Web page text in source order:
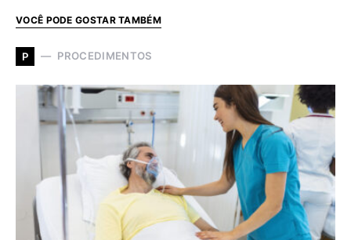
VOCÊ PODE GOSTAR TAMBÉM
P PROCEDIMENTOS